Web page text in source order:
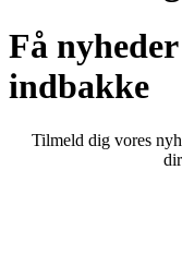
Få
indbakke
Tilmeld dig vores